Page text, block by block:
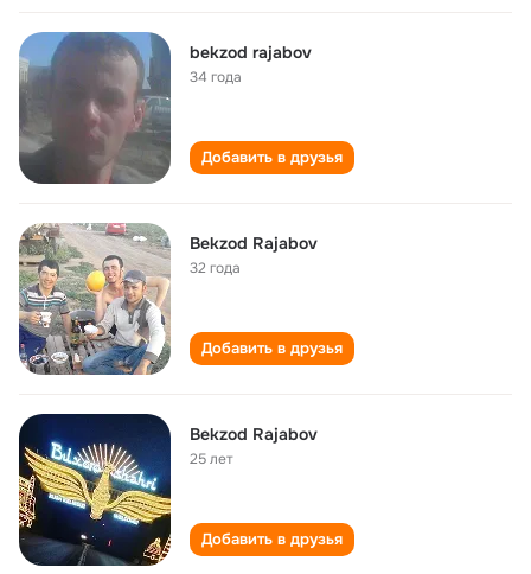
bekzod rajabov
34 года
Добавить в друзья
Bekzod Rajabov
32 года
Добавить в друзья
Bekzod Rajabov
25 лет
Добавить в друзья